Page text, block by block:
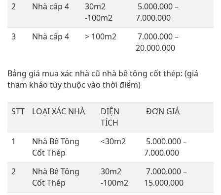
2
Nhà cấp 4
30m2
-100m2
5.000.000 –
7.000.000
3
Nhà cấp 4 > 100m2
7.000.000 –
20.000.000
Bảng giá mua xác nhà cũ nhà bê tông cốt thép: (giá
tham khảo tùy thuộc vào thời điểm)
STT LOẠI XÁC NHÀ
DIỆN
TÍCH
ĐƠN GIÁ
1
Nhà Bê Tông
Cốt Thép
<30m2
5.000.000 –
7.000.000
2
Nhà Bê Tông
Cốt Thép
30m2
-100m2
7.000.000 –
15.000.000